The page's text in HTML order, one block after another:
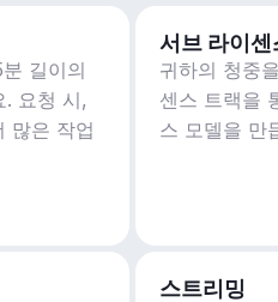
길이의
요청 시,
많은 작업
서브 라이센
귀하의 청중
센스 트랙을
스 모델을 만
스트리밍